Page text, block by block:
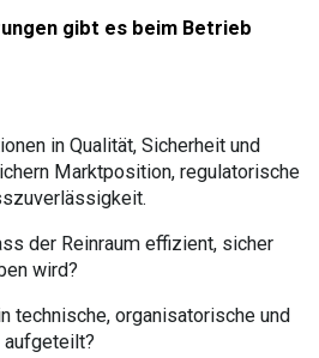
gibt es beim Betrieb
in Qualität, Sicherheit und
Marktposition, regulatorische
der Reinraum effizient, sicher
wird?
technische, organisatorische und
aufgeteilt?